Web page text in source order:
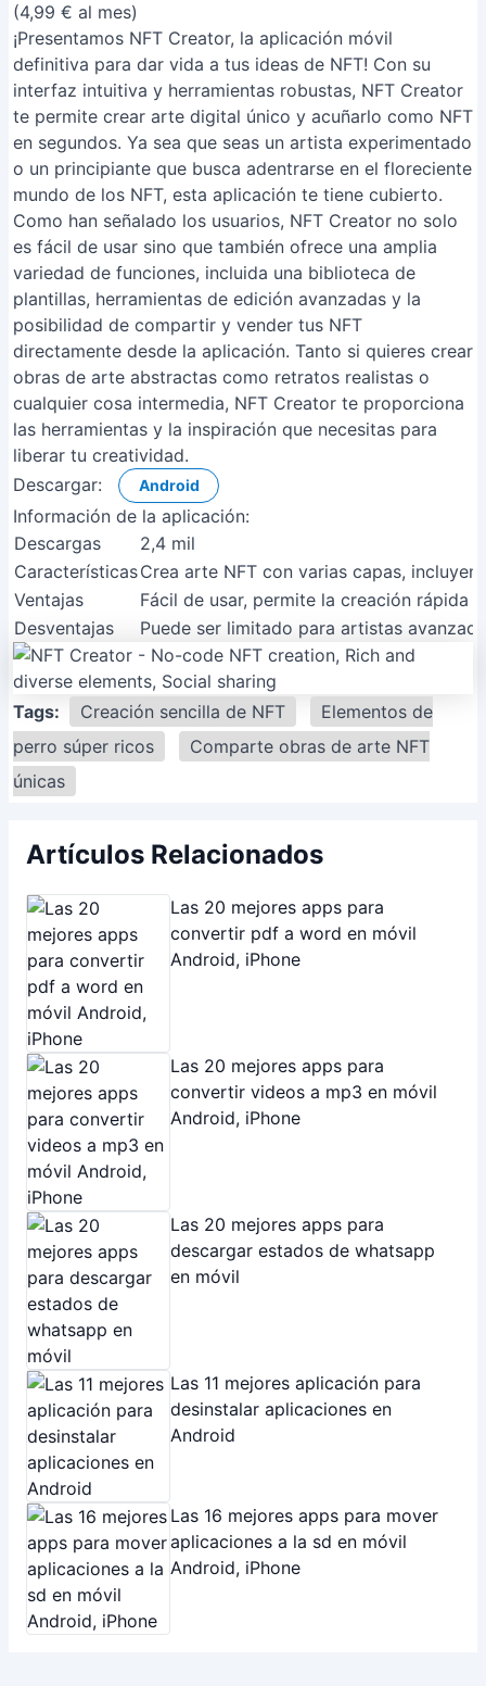
(4,99 € al mes)
¡Presentamos NFT Creator, la aplicación móvil
definitiva para dar vida a tus ideas de NFT! Con su
interfaz intuitiva y herramientas robustas, NFT Creator
te permite crear arte digital único y acuñarlo como NFT
en segundos. Ya sea que seas un artista experimentado
o un principiante que busca adentrarse en el floreciente
mundo de los NFT, esta aplicación te tiene cubierto.
Como han señalado los usuarios, NFT Creator no solo
es fácil de usar sino que también ofrece una amplia
variedad de funciones, incluida una biblioteca de
plantillas, herramientas de edición avanzadas y la
posibilidad de compartir y vender tus NFT
directamente desde la aplicación. Tanto si quieres crear
obras de arte abstractas como retratos realistas o
cualquier cosa intermedia, NFT Creator te proporciona
las herramientas y la inspiración que necesitas para
liberar tu creatividad.
Descargar:
Android
Información de la aplicación:
Descargas
2,4 mil
CaracterísticasCrea arte NFT con varias capas,
Ventajas
Fácil de usar, permite la creación rápida
Desventajas
Puede ser limitado para artistas
Tags: Creación sencilla de NFT
Elementos de
perro súper ricos
Comparte obras de arte NFT
únicas
Artículos Relacionados
Las 20 mejores apps para
convertir pdf a word en móvil
Android, iPhone
Las 20 mejores apps para
convertir videos a mp3 en móvil
Android, iPhone
Las 20 mejores apps para
descargar estados de whatsapp
en móvil
Las 11 mejores aplicación para
desinstalar aplicaciones en
Android
Las 16 mejores apps para mover
aplicaciones a la sd en móvil
Android, iPhone